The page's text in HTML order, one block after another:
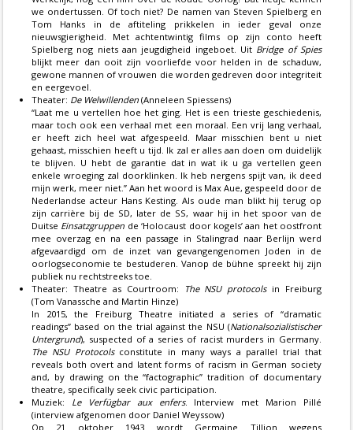
we ondertussen. Of toch niet? De namen van Steven Spielberg en
Tom Hanks in de aftiteling prikkelen in ieder geval onze
nieuwsgierigheid. Met achtentwintig films op zijn conto heeft
Spielberg nog niets aan jeugdigheid ingeboet. Uit Bridge of Spies
blijkt meer dan ooit zijn voorliefde voor helden in de schaduw,
gewone mannen of vrouwen die worden gedreven door integriteit
en eergevoel.
Theater: De Welwillenden (Anneleen Spiessens)
“Laat me u vertellen hoe het ging. Het is een trieste geschiedenis,
maar toch ook een verhaal met een moraal. Een vrij lang verhaal,
er heeft zich heel wat afgespeeld. Maar misschien bent u niet
gehaast, misschien heeft u tijd. Ik zal er alles aan doen om duidelijk
te blijven. U hebt de garantie dat in wat ik u ga vertellen geen
enkele wroeging zal doorklinken. Ik heb nergens spijt van, ik deed
mijn werk, meer niet.” Aan het woord is Max Aue, gespeeld door de
Nederlandse acteur Hans Kesting. Als oude man blikt hij terug op
zijn carrière bij de SD, later de SS, waar hij in het spoor van de
Duitse Einsatzgruppen de ‘Holocaust door kogels’ aan het oostfront
mee overzag en na een passage in Stalingrad naar Berlijn werd
afgevaardigd om de inzet van gevangengenomen Joden in de
oorlogseconomie te bestuderen. Vanop de bühne spreekt hij zijn
publiek nu rechtstreeks toe.
Theater: Theatre as Courtroom:
The NSU protocolsin Freiburg
(Tom Vanassche and Martin Hinze)
In 2015, the Freiburg Theatre initiated a series of “dramatic
readings” based on the trial against the NSU (Nationalsozialistischer
Untergrund), suspected of a series of racist murders in Germany.
The NSU Protocolsconstitute in many ways a parallel trial that
reveals both overt and latent forms of racism in German society
and, by drawing on the “factographic” tradition of documentary
theatre, specifically seek civic participation.
Muziek: Le Verfügbar aux enfers. Interview met Marion Pillé
(interview afgenomen door Daniel Weyssow)
Op 21 oktober 1943 wordt Germaine Tillion wegens